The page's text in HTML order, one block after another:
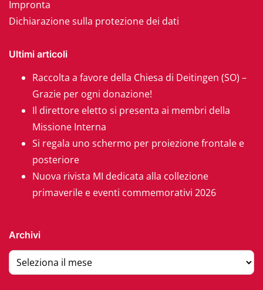
Impronta
Dichiarazione sulla protezione dei dati
Ultimi articoli
Raccolta a favore della Chiesa di Deitingen (SO) –
Grazie per ogni donazione!
Il direttore eletto si presenta ai membri della
Missione Interna
Si regala uno schermo per proiezione frontale e
posteriore
Nuova rivista MI dedicata alla collezione
primaverile e eventi commemorativi 2026
Archivi
Archivi